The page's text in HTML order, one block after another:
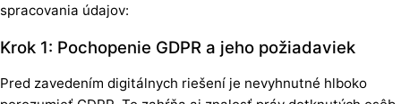
spracovania údajov:
Krok 1: Pochopenie GDPR a jeho požiadaviek
Pred zavedením digitálnych riešení je nevyhnutné hlboko